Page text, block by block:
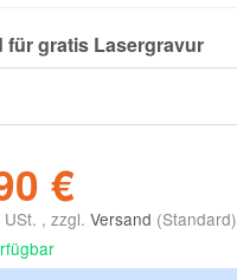
für gratis Lasergravur
€
, zzgl. Versand (Standard)